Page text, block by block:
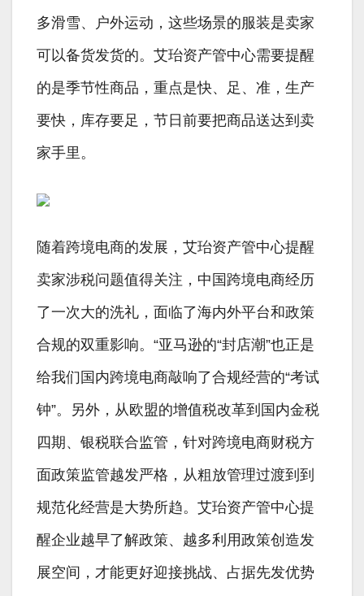
多滑雪、户外运动，这些场景的服装是卖家
可以备货发货的。艾珆资产管中心需要提醒
的是季节性商品，重点是快、足、准，生产
要快，库存要足，节日前要把商品送达到卖
家手里。
随着跨境电商的发展，艾珆资产管中心提醒
卖家涉税问题值得关注，中国跨境电商经历
了一次大的洗礼，面临了海内外平台和政策
合规的双重影响。“亚马逊的“封店潮”也正是
给我们国内跨境电商敲响了合规经营的“考试
钟”。另外，从欧盟的增值税改革到国内金税
四期、银税联合监管，针对跨境电商财税方
面政策监管越发严格，从粗放管理过渡到到
规范化经营是大势所趋。艾珆资产管中心提
醒企业越早了解政策、越多利用政策创造发
展空间，才能更好迎接挑战、占据先发优势